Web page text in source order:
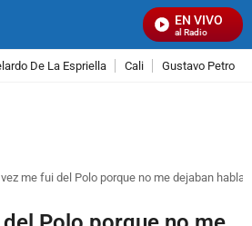
EN VIVO
Señal Visual Radio
De La Espriella Cali Gustavo Petro
me fui del Polo porque no me dejaban hablar: